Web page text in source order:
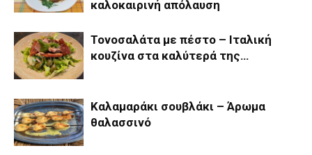
καλοκαιρινή απόλαυση
Τονοσαλάτα με πέστο – Ιταλική
κουζίνα στα καλύτερά της…
Καλαμαράκι σουβλάκι – Άρωμα
θαλασσινό